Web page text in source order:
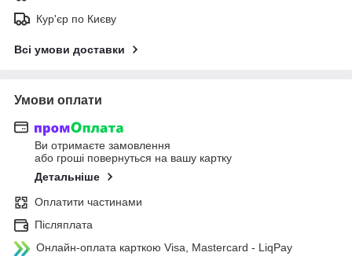
Кур'єр по Києву
Всі умови доставки
Умови оплати
Ви отримаєте замовлення
або гроші повернуться на вашу картку
Детальніше
Оплатити частинами
Післяплата
Онлайн-оплата карткою Visa, Mastercard - LiqPay